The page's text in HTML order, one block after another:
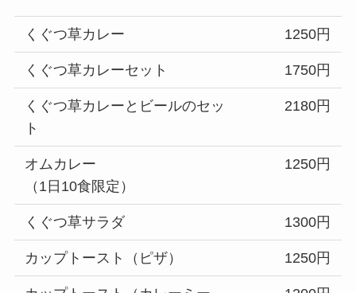
くぐつ草カレー 1250円
くぐつ草カレーセット 1750円
くぐつ草カレーとビールのセッ
ト
2180円
オムカレー
（1日10食限定）
1250円
くぐつ草サラダ 1300円
カップトースト（ピザ） 1250円